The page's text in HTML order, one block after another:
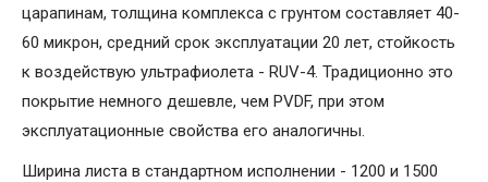
царапинам, толщина комплекса с грунтом составляет 40-
60 микрон, средний срок эксплуатации 20 лет, стойкость
к воздействую ультрафиолета - RUV-4. Традиционно это
покрытие немного дешевле, чем PVDF, при этом
эксплуатационные свойства его аналогичны.
Ширина листа в стандартном исполнении - 1200 и 1500